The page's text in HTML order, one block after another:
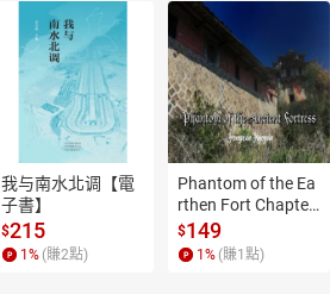
我与南水北调【電
子書】
$215
1 % (賺2點)
Phantom of the Ea
rthen Fort Chapter
4【有聲書】
$149
1 % (賺1 點)